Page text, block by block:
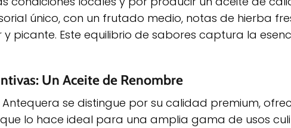
único, con un frutado medio, notas de hierba
picante. Este equilibrio de sabores captura la
Un Aceite de Renombre
Antequera se distingue por su calidad premium,
lo hace ideal para una amplia gama de usos